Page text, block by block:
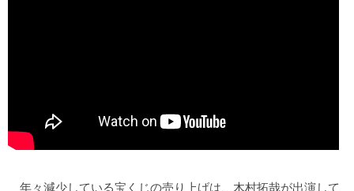
年々減少している宝くじの売り上げは、木村拓哉が出演して